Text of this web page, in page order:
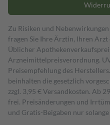
Zu Risiken und
fragen Sie Ihre Ärztin, Ihren
Üblicher
Arzneimittelpreisverordnung.
Preisempfehlung des
beinhalten die gesetzlich
zzgl. 3,95 € Versandkosten. Ab
frei. Preisänderungen und
und Gratis-Beigaben nur